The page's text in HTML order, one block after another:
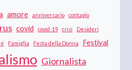
amore anniversario contagio
covid covid-19 crisi Desideri
Famiglia Festa della Donna Festival
Giornalista